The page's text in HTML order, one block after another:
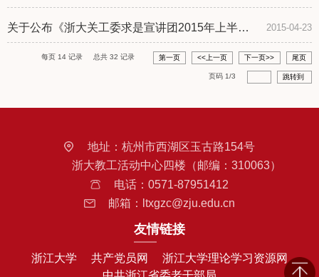
关于公布《浙大关工委求是宣讲团2015年上半年
宣讲题》的通知
2015-04-23
每页 14记录 总共 32 记录 第一页 <<上一页 下一页>> 尾页
页码 1/3 跳转到
地址：杭州市西湖区玉古路154号
浙大教工活动中心四楼（邮编：310063）
电话：0571-87951412
邮箱：
ltxgzc@zju.edu.cn
友情链接
浙江大学 共产党员网
浙江大学理论学习资源网